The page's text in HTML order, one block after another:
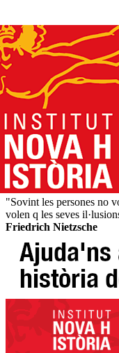
"Sovint les persones no
volen q les seves
Friedrich Nietzsche